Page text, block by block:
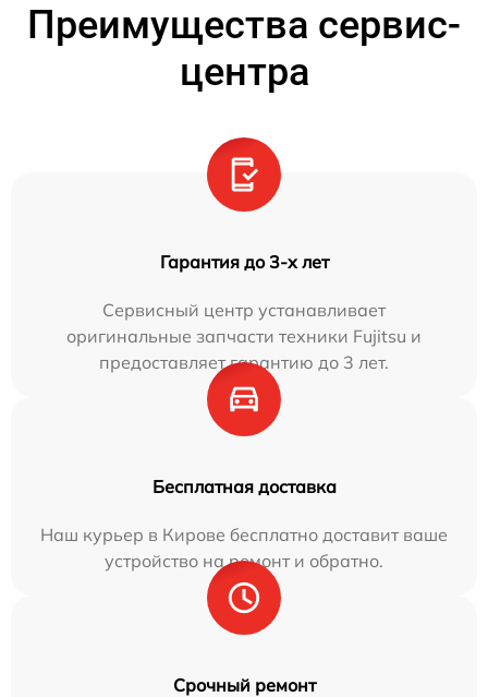
Преимущества сервис-
центра
Гарантия до 3-х лет
Сервисный центр устанавливает
оригинальные запчасти техники Fujitsu и
предоставляет гарантию до 3 лет.
Бесплатная доставка
Наш курьер в Кирове бесплатно доставит ваше
устройство на ремонт и обратно.
Срочный ремонт